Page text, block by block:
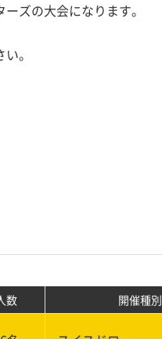
ズの大会になります。
。
数 開催種別